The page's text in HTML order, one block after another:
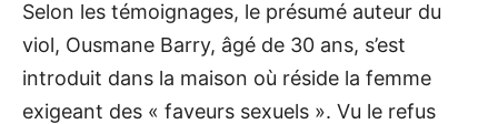
Selon les témoignages, le présumé auteur du
viol, Ousmane Barry, âgé de 30 ans, s’est
introduit dans la maison où réside la femme
exigeant des « faveurs sexuels ». Vu le refus